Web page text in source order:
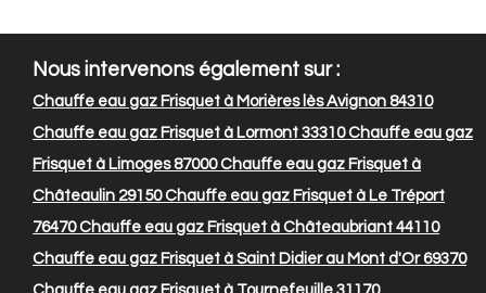
Nous intervenons également sur :
Chauffe eau gaz Frisquet à Morières lès Avignon 84310
Chauffe eau gaz Frisquet à Lormont 33310Chauffe eau gaz
Frisquet à Limoges 87000Chauffe eau gaz Frisquet à
Châteaulin 29150Chauffe eau gaz Frisquet à Le Tréport
76470Chauffe eau gaz Frisquet à Châteaubriant 44110
Chauffe eau gaz Frisquet à Saint Didier au Mont d'Or 69370